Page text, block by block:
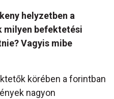
helyzetben a
milyen befektetési
Vagyis mibe
körében a forintban
nagyon